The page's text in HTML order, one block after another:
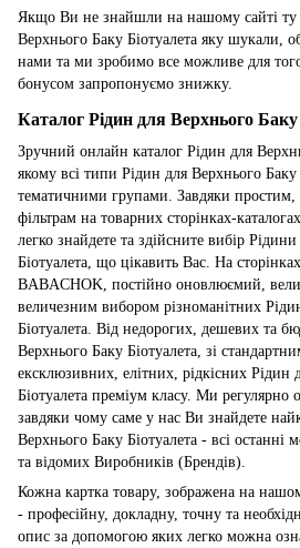
Якщо Ви не знайшли на нашому сайті ту
Верхнього Баку Біотуалета яку шукали,
нами та ми зробимо все можливе для
бонусом запропонуємо знижку.
Каталог Рідин для Верхнього Баку
Зручний онлайн каталог Рідин для
якому всі типи Рідин для Верхнього Баку
тематичними групами. Завдяки простим,
фільтрам на товарних сторінках-
легко знайдете та здійсните вибір
Біотуалета, що цікавить Вас. На
BABACHOK, постійно оновлюємий,
величезним вибором різноманітних
Біотуалета. Від недорогих, дешевих та
Верхнього Баку Біотуалета, зі
ексклюзивних, елітних, рідкісних Рідин
Біотуалета преміум класу. Ми регулярно
завдяки чому саме у нас Ви знайдете
Верхнього Баку Біотуалета - всі останні
та відомих Виробників (Брендів).
Кожна картка товару, зображена на
- професійну, докладну, точну та
опис за допомогою яких легко можна